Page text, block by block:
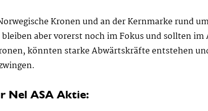
Kronen und an der Kernmarke rund
bleiben aber vorerst noch im Fokus und sollten
könnten starke Abwärtskräfte entstehen
Nel ASA Aktie: